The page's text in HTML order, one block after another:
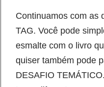
Continuamos com as
TAG. Você pode
esmalte com o livro
quiser também pode
DESAFIO